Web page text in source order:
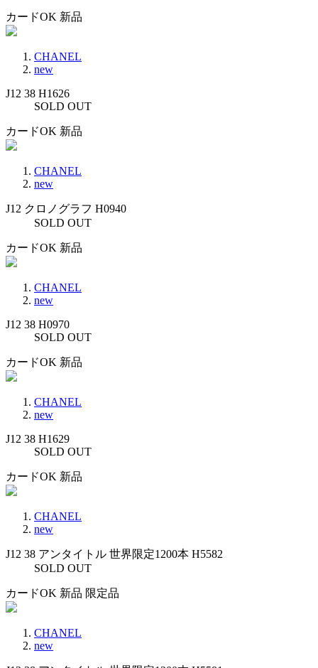
カードOK 新品
CHANEL
new
J12 38 H1626
SOLD OUT
カードOK 新品
CHANEL
new
J12 クロノグラフ H0940
SOLD OUT
カードOK 新品
CHANEL
new
J12 38 H0970
SOLD OUT
カードOK 新品
CHANEL
new
J12 38 H1629
SOLD OUT
カードOK 新品
CHANEL
new
J12 38 アンタイトル 世界限定1200本 H5582
SOLD OUT
カードOK 新品 限定品
CHANEL
new